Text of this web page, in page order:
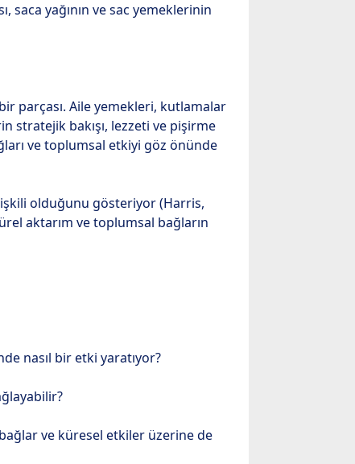
saca yağının ve sac yemeklerinin
parçası. Aile yemekleri, kutlamalar
stratejik bakışı, lezzeti ve pişirme
ve toplumsal etkiyi göz önünde
olduğunu gösteriyor (Harris,
aktarım ve toplumsal bağların
nasıl bir etki yaratıyor?
ve küresel etkiler üzerine de